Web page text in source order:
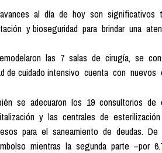
al día de hoy son significativos
y bioseguridad para brindar una
las 7 salas de cirugía, se
de cuidado intensivo cuenta con
se adecuaron los 19 consultorios de
y las centrales de
para el saneamiento de deudas.
mientras la segunda parte –por